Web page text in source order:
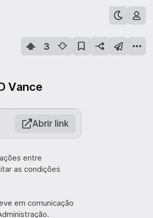
3
Vance
Abrir link
entre
as condições
em comunicação